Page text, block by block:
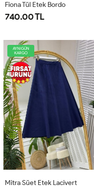
Fiona Tül Etek Bordo
740.00 TL
AYNIGÜN
KARGO
Mitra Süet Etek Lacivert